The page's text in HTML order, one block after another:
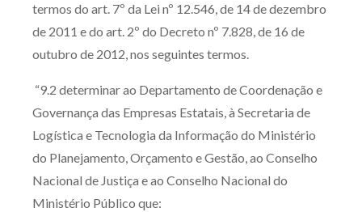
termos do art. 7º da Lei nº 12.546, de 14 de dezembro
de 2011 e do art. 2º do Decreto nº 7.828, de 16 de
outubro de 2012, nos seguintes termos.
“9.2 determinar ao Departamento de Coordenação e
Governança das Empresas Estatais, à Secretaria de
Logística e Tecnologia da Informação do Ministério
do Planejamento, Orçamento e Gestão, ao Conselho
Nacional de Justiça e ao Conselho Nacional do
Ministério Público que: